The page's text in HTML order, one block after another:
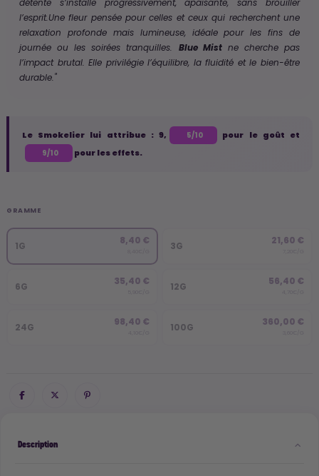
détente s’installe progressivement, apaisante, sans brouiller
l’esprit.Une fleur pensée pour celles et ceux qui recherchent une
relaxation profonde mais lumineuse, idéale pour les fins de
journée ou les soirées tranquilles. Blue Mistne cherche pas
l’impact brutal. Elle privilégie l’équilibre, la fluidité et le bien-être
durable."
Le Smokelier lui attribue : 9, 5/10 pour le goût et
9/10 pour les effets.
GRAMME
1G 8,40 € 3G 21,60 €
6G 35,40 € 12G 56,40 €
24G 98,40 € 100G 360,00 €
Description